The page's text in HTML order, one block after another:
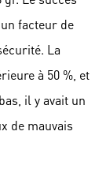
facteur de
La
à 50 %, et
il y avait un
de mauvais